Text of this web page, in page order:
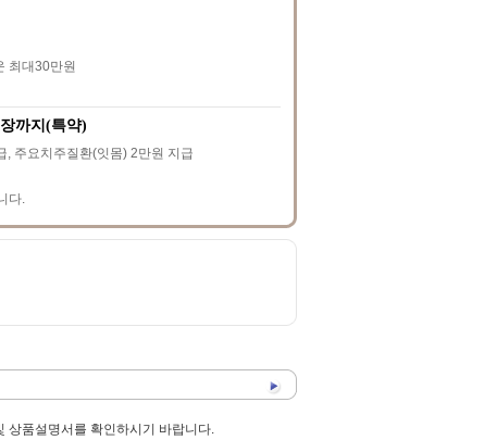
최대30만원
까지(특약)
, 주요치주질환(잇몸) 2만원 지급
다.
상품설명서를 확인하시기 바랍니다.